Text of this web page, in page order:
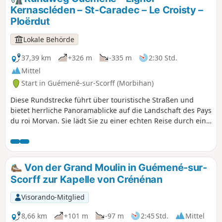
Panorama erreicht. Der Rückweg führt entlang des Scorff-
Tals und der daran angrenzenden Wälder.
Kernascléden – St-Caradec – Le Croisty –
Ploërdut
Lokale Behörde
37,39 km
+326 m -335 m
2:30 Std.
Mittel
Start in Guémené-sur-Scorff (Morbihan)
Diese Rundstrecke führt über touristische Straßen und
bietet herrliche Panoramablicke auf die Landschaft des Pays
du roi Morvan. Sie lädt Sie zu einer echten Reise durch ein
Reine, die Überreste des Château des Rohan sowie das
Maison Limbour in Guémené-sur-Scorff. In Kernascléden
können Sie die berühmte Kirche Notre-Dame mit ihrer
prächtigen gotischen Architektur besichtigen und dort
einen der beiden Totentänze der Bretagne entdecken.
Überqueren Sie die Straße, um das Maison de la Chauve-
Souris zu besuchen, das Ihnen einen tiefen Einblick in die
Welt dieses geheimnisvollen Säugetiers gewährt.Diese von
Von der Grand Moulin in Guémené-sur-
Scorff zur Kapelle von Crénénan
Visorando-Mitglied
8,66 km
+101 m -97 m 2:45 Std.
Mittel